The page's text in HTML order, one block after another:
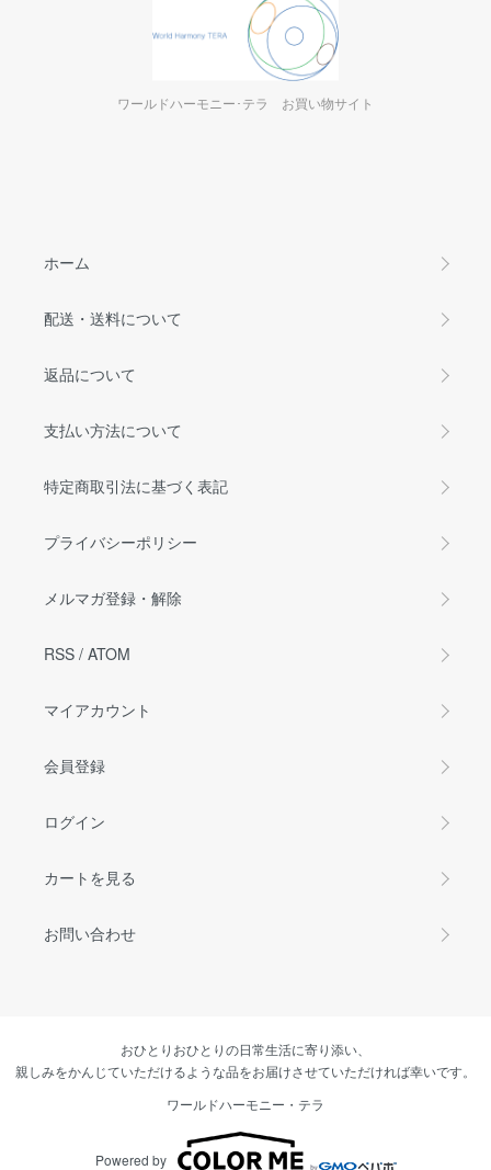
ワールドハーモニー･テラ お買い物サイト
ホーム
配送・送料について
返品について
支払い方法について
特定商取引法に基づく表記
プライバシーポリシー
メルマガ登録・解除
RSS / ATOM
マイアカウント
会員登録
ログイン
カートを見る
お問い合わせ
おひとりおひとりの日常生活に寄り添い、
親しみをかんじていただけるような品をお届けさせていただければ幸いです。
ワールドハーモニー・テラ
Powered by